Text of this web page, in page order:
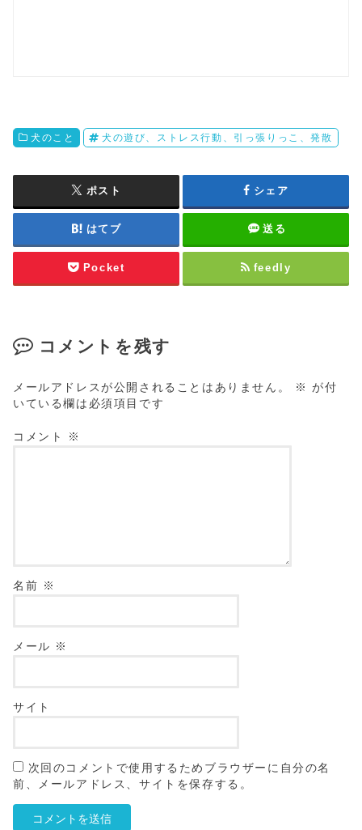
犬のこと 犬の遊び、ストレス行動、引っ張りっこ、発散
ポスト シェア
はてブ 送る
Pocket feedly
コメントを残す
メールアドレスが公開されることはありません。 ※ が付
いている欄は必須項目です
コメント ※
名前 ※
メール ※
サイト
次回のコメントで使用するためブラウザーに自分の名
前、メールアドレス、サイトを保存する。